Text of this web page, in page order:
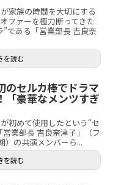
家族の時間を大切にする
ファーを極力断ってきた
”である「営業部長 吉良奈
を読む
のセルカ棒でドラマ
「豪華なメンツすぎ
初めて使用したという“セ
業部長 吉良奈津子」（フ
）の共演メンバーら...
を読む